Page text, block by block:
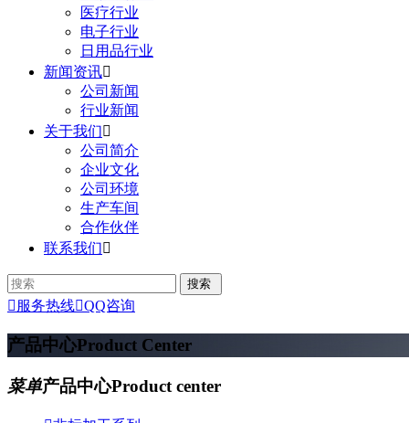
医疗行业
电子行业
日用品行业
新闻资讯
公司新闻
行业新闻
关于我们
公司简介
企业文化
公司环境
生产车间
合作伙伴
联系我们
 服务热线QQ咨询
产品中心Product Center
菜单产品中心Product center